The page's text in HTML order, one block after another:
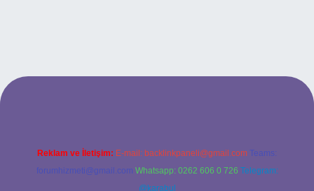
Reklam ve İletişim: E-mail: backlinkpaneli@gmail.com Teams:
forumhizmeti@gmail.com Whatsapp: 0262 606 0 726 Telegram:
@karabul